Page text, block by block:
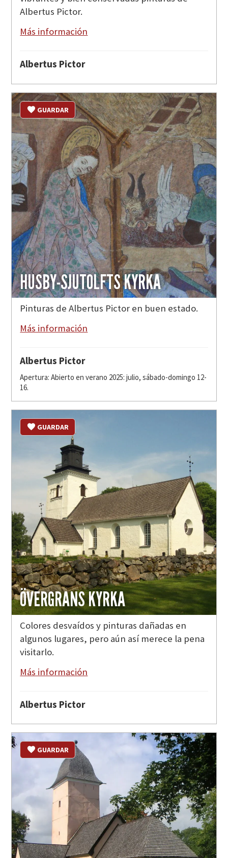
Albertus Pictor.
Más información
Albertus Pictor
HUSBY-SJUTOLFTS KYRKA
GUARDAR
Pinturas de Albertus Pictor en buen estado.
Más información
Albertus Pictor
Apertura: Abierto en verano 2025: julio, sábado-domingo 12-
16.
ÖVERGRANS KYRKA
GUARDAR
Colores desvaídos y pinturas dañadas en
algunos lugares, pero aún así merece la pena
visitarlo.
Más información
Albertus Pictor
GUARDAR